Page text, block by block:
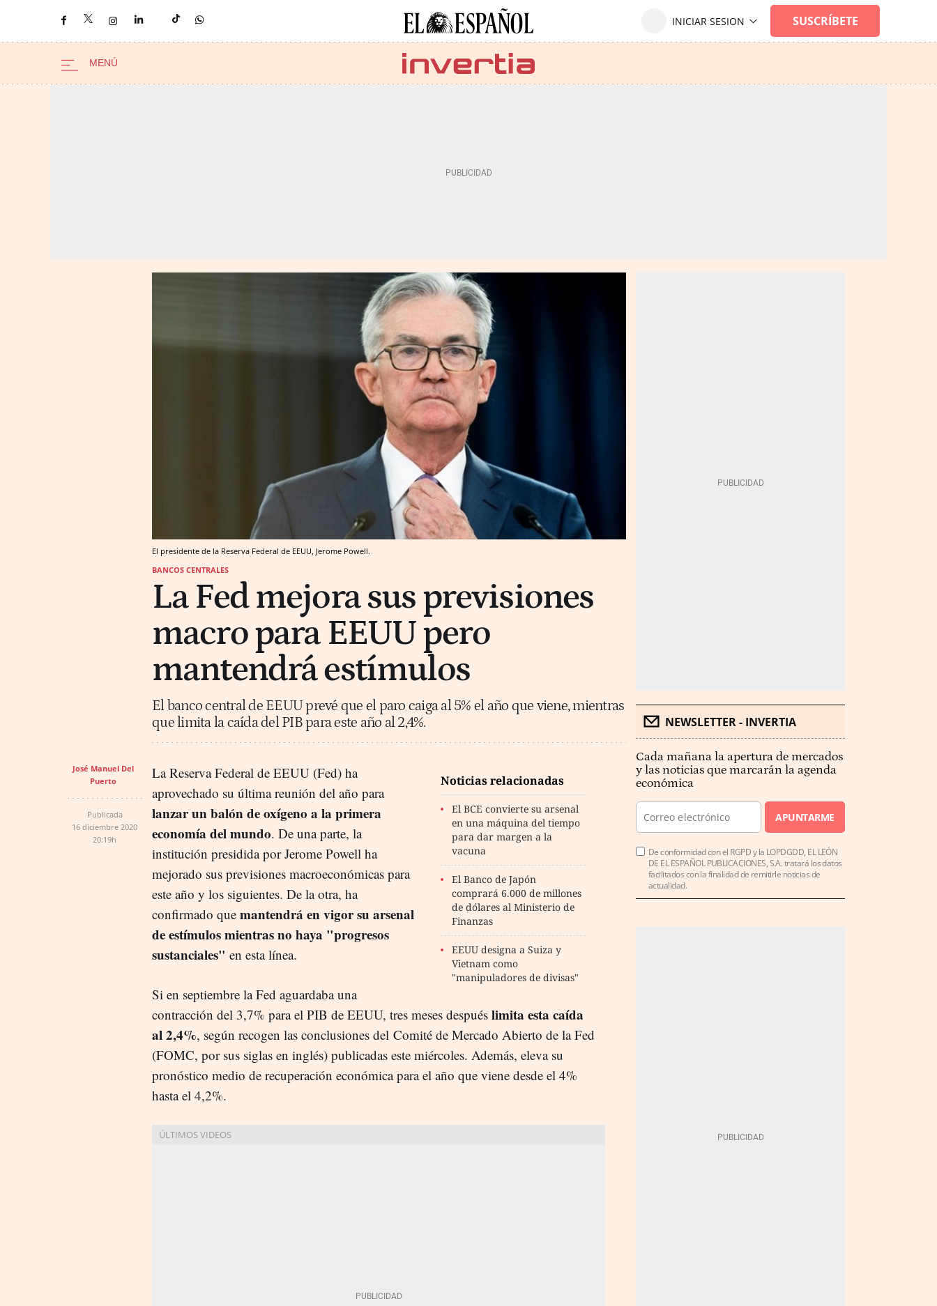
El presidente de la Reserva Federal de EEUU, Jerome Powell.
BANCOS CENTRALES
La Fed mejora sus previsiones
macro para EEUU pero
mantendrá estímulos
El banco central de EEUU prevé que el paro caiga al 5% el año que viene, mientras
que limita la caída del PIB para este año al 2,4%.
José Manuel Del
Puerto
Publicada
16 diciembre 2020
20:19h
Noticias relacionadas
El BCE convierte su arsenal
en una máquina del tiempo
para dar margen a la
vacuna
El Banco de Japón
comprará 6.000 de millones
de dólares al Ministerio de
Finanzas
EEUU designa a Suiza y
Vietnam como
"manipuladores de divisas"
La Reserva Federal de EEUU (Fed) ha
aprovechado su última reunión del año para
lanzar un balón de oxígeno a la primera
economía del mundo. De una parte, la
institución presidida por Jerome Powell ha
mejorado sus previsiones macroeconómicas para
este año y los siguientes. De la otra, ha
confirmado que mantendrá en vigor su arsenal
de estímulos mientras no haya "progresos
sustanciales" en esta línea.
Si en septiembre la Fed aguardaba una
contracción del 3,7% para el PIB de EEUU, tres meses después limita esta caída
al 2,4%, según recogen las conclusiones del Comité de Mercado Abierto de la Fed
(FOMC, por sus siglas en inglés) publicadas este miércoles. Además, eleva su
pronóstico medio de recuperación económica para el año que viene desde el 4%
hasta el 4,2%.
NEWSLETTER - INVERTIA
Cada mañana la apertura de mercados
y las noticias que marcarán la agenda
económica
APUNTARME
De conformidad con el RGPD y la LOPDGDD, EL LEÓN
DE EL ESPAÑOL PUBLICACIONES, S.A. tratará los datos
facilitados con la finalidad de remitirle noticias de
actualidad.